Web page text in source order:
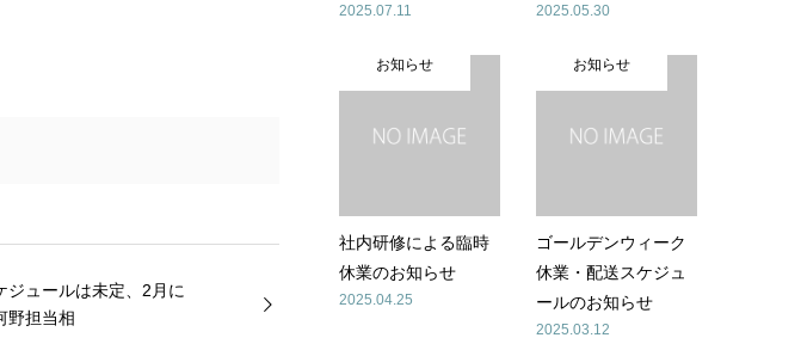
ジュールは未定、2月に
野担当相
2025.07.11 2025.05.30
お知らせ
社内研修による臨時
休業のお知らせ
2025.04.25
お知らせ
ゴールデンウィーク
休業・配送スケジュ
ールのお知らせ
2025.03.12